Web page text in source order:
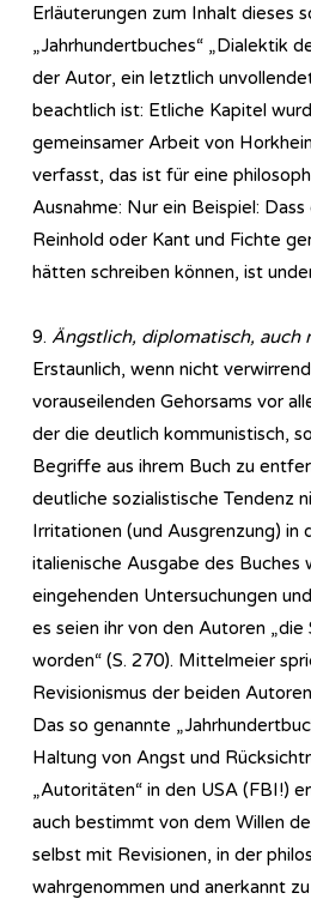
Erläuterungen zum Inhalt dieses
„Jahrhundertbuches“ „Dialektik
der Autor, ein letztlich
beachtlich ist: Etliche Kapitel
gemeinsamer Arbeit von
verfasst, das ist für eine
Ausnahme: Nur ein Beispiel:
Reinhold oder Kant und Fichte
hätten schreiben können, ist
9. Ängstlich, diplomatisch, auch
Erstaunlich, wenn nicht
vorauseilenden Gehorsams vor
der die deutlich kommunistisch,
Begriffe aus ihrem Buch zu
deutliche sozialistische Tendenz
Irritationen (und Ausgrenzung) in
italienische Ausgabe des Buches
eingehenden Untersuchungen
es seien ihr von den Autoren
worden“ (S. 270). Mittelmeier
Revisionismus der beiden
Das so genannte
Haltung von Angst und
„Autoritäten“ in den USA (FBI!)
auch bestimmt von dem Willen
selbst mit Revisionen, in der
wahrgenommen und anerkannt